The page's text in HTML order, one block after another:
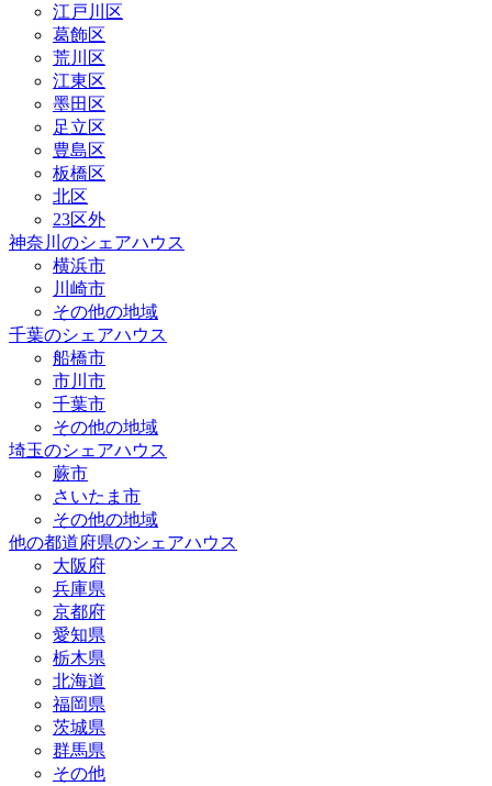
江戸川区
葛飾区
荒川区
江東区
墨田区
足立区
豊島区
板橋区
北区
23区外
神奈川のシェアハウス
横浜市
川崎市
その他の地域
千葉のシェアハウス
船橋市
市川市
千葉市
その他の地域
埼玉のシェアハウス
蕨市
さいたま市
その他の地域
他の都道府県のシェアハウス
大阪府
兵庫県
京都府
愛知県
栃木県
北海道
福岡県
茨城県
群馬県
その他